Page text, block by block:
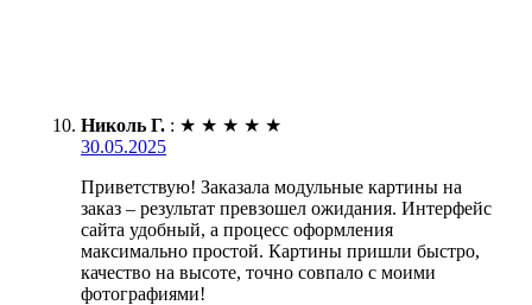
Николь Г. : ★ ★ ★ ★ ★
30.05.2025
Приветствую! Заказала модульные картины на
заказ – результат превзошел ожидания. Интерфейс
сайта удобный, а процесс оформления
максимально простой. Картины пришли быстро,
качество на высоте, точно совпало с моими
фотографиями!